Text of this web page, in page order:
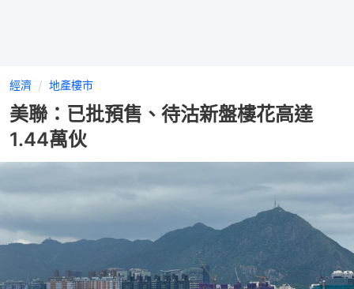
經濟 地產樓市
美聯：已批預售、待沽新盤樓花高達
1.44萬伙